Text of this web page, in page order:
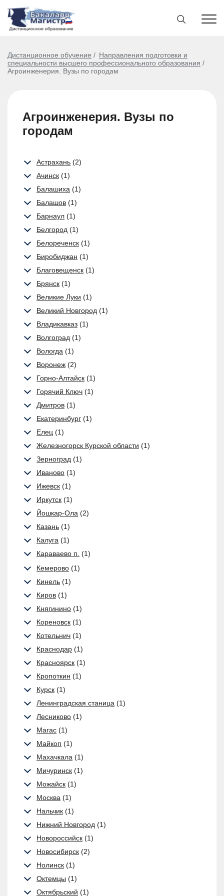
Дистанционное обучение
Направления подготовки и
специальности высшего профессионального образования
Агроинженерия. Вузы по городам
Агроинженерия. Вузы по
городам
Астрахань (2)
Ачинск (1)
Балашиха (1)
Балашов (1)
Барнаул (1)
Белгород (1)
Белореченск (1)
Биробиджан (1)
Благовещенск (1)
Брянск (1)
Великие Луки (1)
Великий Новгород (1)
Владикавказ (1)
Волгоград (1)
Вологда (1)
Воронеж (2)
Горно-Алтайск (1)
Горячий Ключ (1)
Дмитров (1)
Екатеринбург (1)
Елец (1)
Железногорск Курской области (1)
Зерноград (1)
Иваново (1)
Ижевск (1)
Иркутск (1)
Йошкар-Ола (2)
Казань (1)
Калуга (1)
Караваево п. (1)
Кемерово (1)
Кинель (1)
Киров (1)
Княгинино (1)
Кореновск (1)
Котельнич (1)
Краснодар (1)
Красноярск (1)
Кропоткин (1)
Курск (1)
Ленинградская станица (1)
Лесниково (1)
Магас (1)
Майкоп (1)
Махачкала (1)
Мичуринск (1)
Можайск (1)
Москва (1)
Нальчик (1)
Нижний Новгород (1)
Новороссийск (1)
Новосибирск (2)
Нолинск (1)
Октемцы (1)
Октябрьский (1)